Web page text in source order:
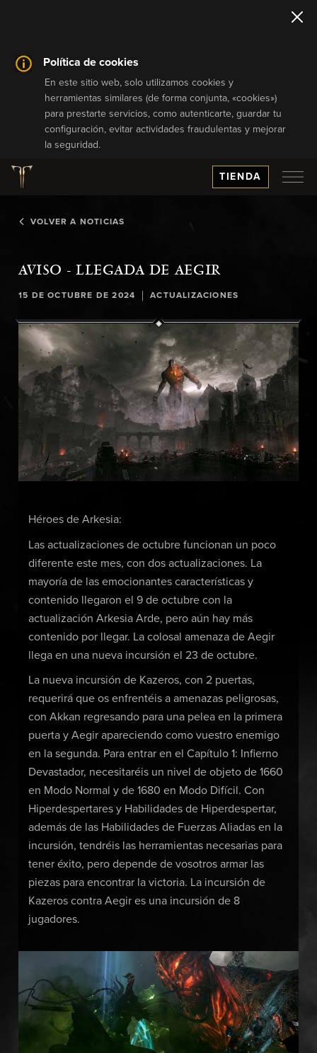
Política de cookies
En este sitio web, solo utilizamos cookies y
herramientas similares (de forma conjunta, «cookies»)
para prestarte servicios, como autenticarte, guardar tu
configuración, evitar actividades fraudulentas y mejorar
la seguridad.
TIENDA
VOLVER A NOTICIAS
AVISO - LLEGADA DE AEGIR
15 DE OCTUBRE DE 2024 | ACTUALIZACIONES
Héroes de Arkesia:
Las actualizaciones de octubre funcionan un poco
diferente este mes, con dos actualizaciones. La
mayoría de las emocionantes características y
contenido llegaron el 9 de octubre con la
actualización Arkesia Arde, pero aún hay más
contenido por llegar. La colosal amenaza de Aegir
llega en una nueva incursión el 23 de octubre.
La nueva incursión de Kazeros, con 2 puertas,
requerirá que os enfrentéis a amenazas peligrosas,
con Akkan regresando para una pelea en la primera
puerta y Aegir apareciendo como vuestro enemigo
en la segunda. Para entrar en el Capítulo 1: Infierno
Devastador, necesitaréis un nivel de objeto de 1660
en Modo Normal y de 1680 en Modo Difícil. Con
Hiperdespertares y Habilidades de Hiperdespertar,
además de las Habilidades de Fuerzas Aliadas en la
incursión, tendréis las herramientas necesarias para
tener éxito, pero depende de vosotros armar las
piezas para encontrar la victoria. La incursión de
Kazeros contra Aegir es una incursión de 8
jugadores.